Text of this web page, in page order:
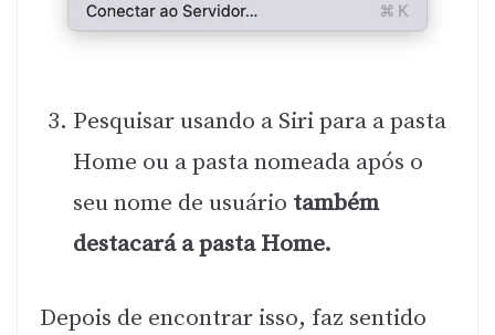
Pesquisar usando a Siri para a pasta
Home ou a pasta nomeada após o
seu nome de usuário também
destacará a pasta Home.
Depois de encontrar isso, faz sentido